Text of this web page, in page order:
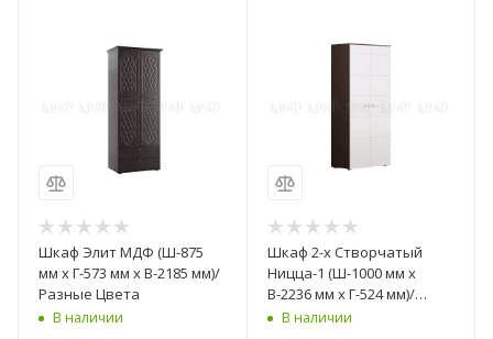
Шкаф Элит МДФ (Ш-875
мм x Г-573 мм х В-2185 мм)/
Разные Цвета
В наличии
Шкаф 2-х Створчатый
Ницца-1 (Ш-1000 мм x
В-2236 мм x Г-524 мм)/
Разные Цвета
В наличии